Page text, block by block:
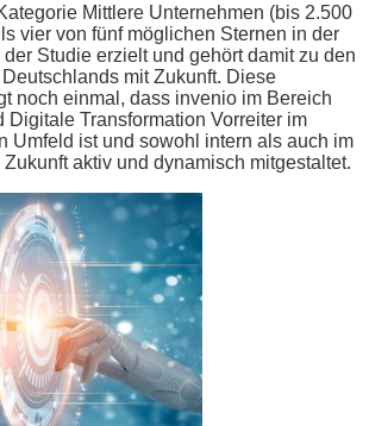
Mittlere Unternehmen (bis 2.500
vier von fünf möglichen Sternen in der
Studie erzielt und gehört damit zu den
mit Zukunft. Diese
noch einmal, dass invenio im Bereich
Digitale Transformation Vorreiter im
Umfeld ist und sowohl intern als auch im
aktiv und dynamisch mitgestaltet.